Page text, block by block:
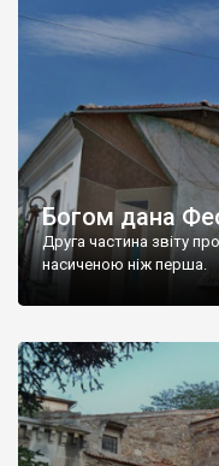
Богом дана
Друга частина звіту
насиченою ніж перша.